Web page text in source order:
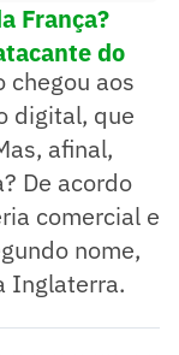
França?
do
chegou aos
digital, que
afinal,
De acordo
comercial e
nome,
Inglaterra.